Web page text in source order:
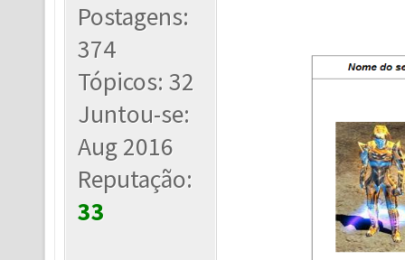
Postagens:
374
Tópicos: 32
Juntou-se:
Aug 2016
Reputação:
33